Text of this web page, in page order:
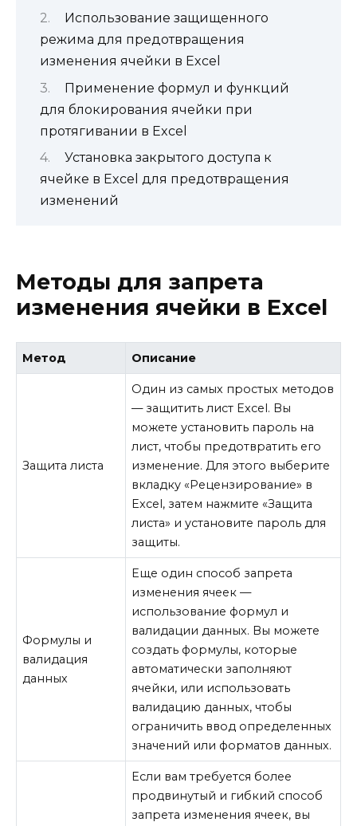
Использование защищенного
режима для предотвращения
изменения ячейки в Excel
Применение формул и функций
для блокирования ячейки при
протягивании в Excel
Установка закрытого доступа к
ячейке в Excel для предотвращения
изменений
Методы для запрета
изменения ячейки в Excel
Метод Описание
Защита листа
Один из самых простых методов
— защитить лист Excel. Вы
можете установить пароль на
лист, чтобы предотвратить его
изменение. Для этого выберите
вкладку «Рецензирование» в
Excel, затем нажмите «Защита
листа» и установите пароль для
защиты.
Формулы и
валидация
данных
Еще один способ запрета
изменения ячеек —
использование формул и
валидации данных. Вы можете
создать формулы, которые
автоматически заполняют
ячейки, или использовать
валидацию данных, чтобы
ограничить ввод определенных
значений или форматов данных.
Если вам требуется более
продвинутый и гибкий способ
запрета изменения ячеек, вы